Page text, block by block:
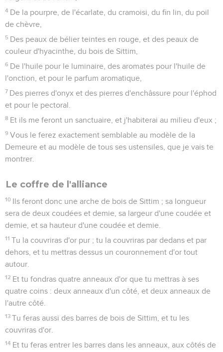
4 De la pourpre, de l'écarlate, du cramoisi, du fin lin, du poil
de chèvre,
5 Des peaux de bélier teintes en rouge, et des peaux de
couleur d'hyacinthe, du bois de Sittim,
6 De l'huile pour le luminaire, des aromates pour l'huile de
l'onction, et pour le parfum aromatique,
7 Des pierres d'onyx et des pierres d'enchâssure pour l'éphod
et pour le pectoral.
8 Et ils me feront un sanctuaire, et j'habiterai au milieu d'eux ;
9 Vous le ferez exactement semblable au modèle de la
Demeure et au modèle de tous ses ustensiles, que je vais te
montrer.
Le coffre de l'alliance
10 Ils feront donc une arche de bois de Sittim ; sa longueur
sera de deux coudées et demie, sa largeur d'une coudée et
demie, et sa hauteur d'une coudée et demie.
11 Tu la couvriras d'or pur ; tu la couvriras par dedans et par
dehors, et tu mettras dessus un couronnement d'or tout
autour.
12 Et tu fondras quatre anneaux d'or que tu mettras à ses
quatre coins : deux anneaux d'un côté, et deux anneaux de
l'autre côté.
13 Tu feras aussi des barres de bois de Sittim, et tu les
couvriras d'or.
14 Et tu feras entrer les barres dans les anneaux, aux côtés de